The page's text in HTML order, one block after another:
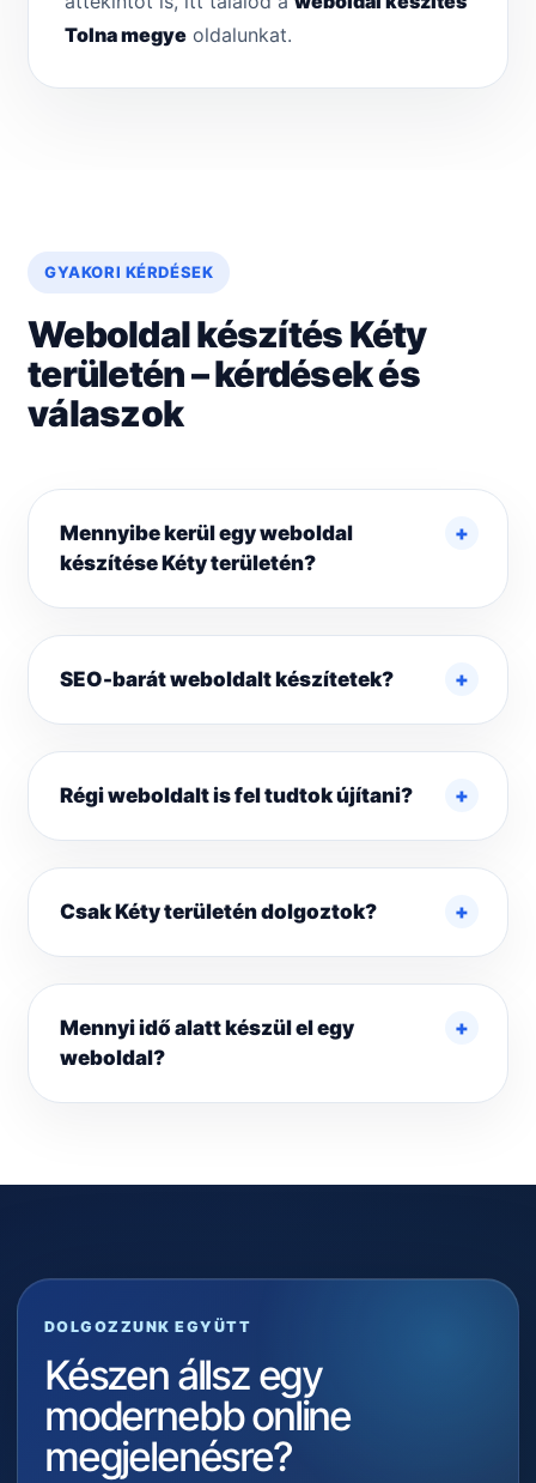
Tolna megye oldalunkat.
GYAKORI KÉRDÉSEK
Weboldal készítés Kéty
területén – kérdések és
válaszok
Mennyibe kerül egy weboldal
készítése Kéty területén?
SEO-barát weboldalt készítetek?
Régi weboldalt is fel tudtok újítani?
Csak Kéty területén dolgoztok?
Mennyi idő alatt készül el egy
weboldal?
DOLGOZZUNK EGYÜTT
Készen állsz egy
modernebb online
megjelenésre?